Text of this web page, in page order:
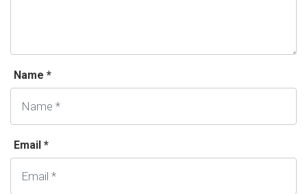
Name *
Email *